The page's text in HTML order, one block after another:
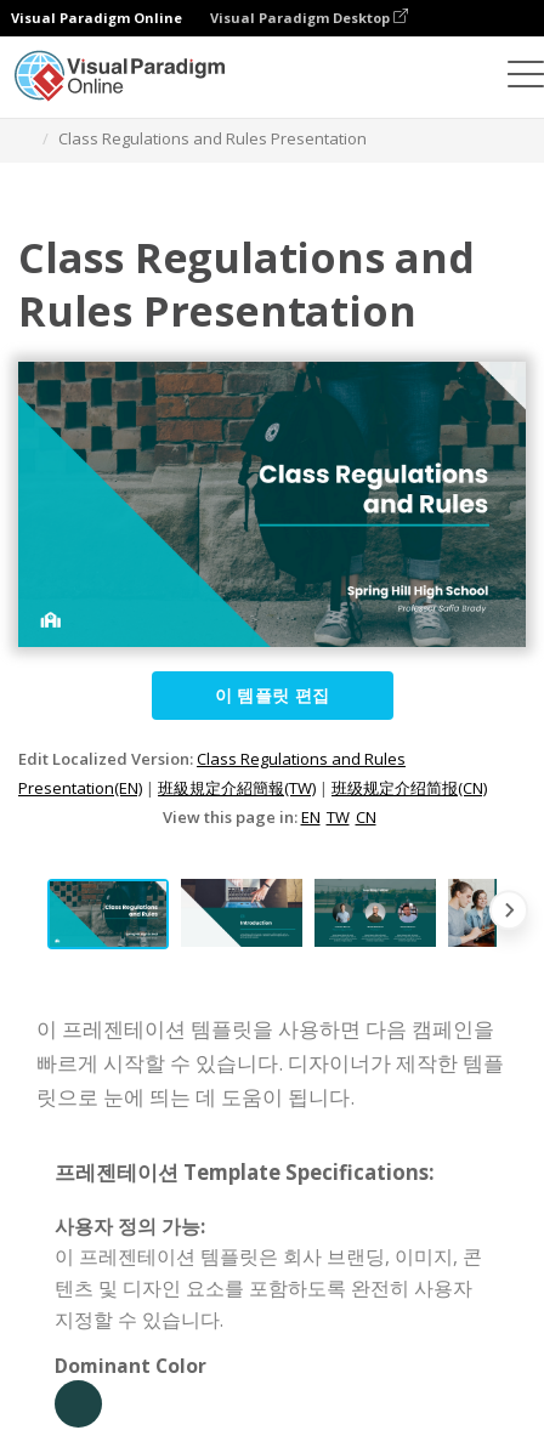
Visual Paradigm Online Visual Paradigm Desktop
Class Regulations and Rules Presentation
Class Regulations and
Rules Presentation
이 템플릿 편집
Edit Localized Version:Class Regulations and Rules
Presentation(EN) | 班級規定介紹簡報(TW) | 班级规定介绍简报(CN)
View this page in:EN TW CN
이 프레젠테이션 템플릿을 사용하면 다음 캠페인을
빠르게 시작할 수 있습니다. 디자이너가 제작한 템플
릿으로 눈에 띄는 데 도움이 됩니다.
프레젠테이션 Template Specifications:
사용자 정의 가능:
이 프레젠테이션 템플릿은 회사 브랜딩, 이미지, 콘
텐츠 및 디자인 요소를 포함하도록 완전히 사용자
지정할 수 있습니다.
Dominant Color